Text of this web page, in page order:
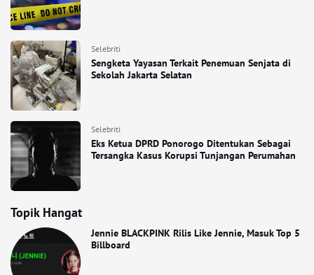
Selebriti
Sengketa Yayasan Terkait Penemuan Senjata di
Sekolah Jakarta Selatan
Selebriti
Eks Ketua DPRD Ponorogo Ditentukan Sebagai
Tersangka Kasus Korupsi Tunjangan Perumahan
Topik Hangat
Jennie BLACKPINK Rilis Like Jennie, Masuk Top 5
Billboard